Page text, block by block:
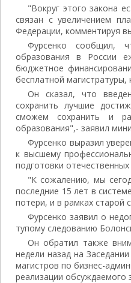
"Вокруг этого закона
связан с увеличением
Федерации, комментируя
Фурсенко сообщил,
образования в России
бюджетное
бесплатной
Он сказал, что
сохранить лучшие
сможем сохранить и
образования",- заявил
Фурсенко выразил
к высшему
подготовки
"К сожалению, мы
последние 15 лет в
потери, и в рамках старой
Фурсенко заявил о
тупому следованию
Он обратил также
недели назад на
магистров по бизнес-
реализации обсуждаемого